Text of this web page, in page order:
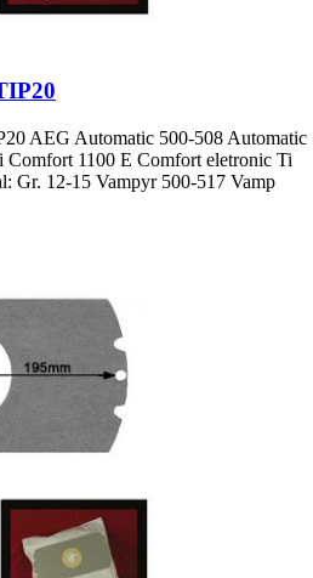
AEG Automatic 500-508 Automatic
1100 E Comfort eletronic Ti
Gr. 12-15 Vampyr 500-517 Vamp